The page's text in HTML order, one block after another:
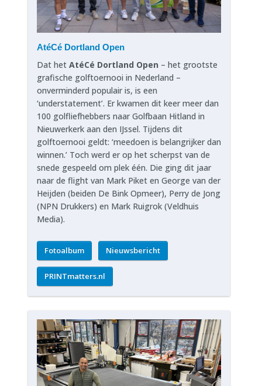
AtéCé Dortland Open
Dat het AtéCé Dortland Open – het grootste
grafische golftoernooi in Nederland –
onverminderd populair is, is een
‘understatement’. Er kwamen dit keer meer dan
100 golfliefhebbers naar Golfbaan Hitland in
Nieuwerkerk aan den IJssel. Tijdens dit
golftoernooi geldt: ‘meedoen is belangrijker dan
winnen.’ Toch werd er op het scherpst van de
snede gespeeld om plek één. Die ging dit jaar
naar de flight van Mark Piket en George van der
Heijden (beiden De Bink Opmeer), Perry de Jong
(NPN Drukkers) en Mark Ruigrok (Veldhuis
Media).
Fotoalbum Nieuwsbericht
PRINTmatters.nl